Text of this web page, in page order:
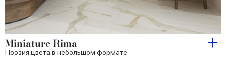
Miniature Rima
Поэзия цвета в небольшом формате